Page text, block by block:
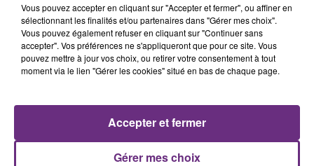
TRYO
La Traversee
TAYLOR SWIFT
The Fate Of Ophelia
10h44
10h44
Vous pouvez accepter en cliquant sur "Accepter et fermer", ou affiner en
sélectionnant les finalités et/ou partenaires dans "Gérer mes choix".
Vous pouvez également refuser en cliquant sur "Continuer sans
accepter". Vos préférences ne s'appliqueront que pour ce site. Vous
pouvez mettre à jour vos choix, ou retirer votre consentement à tout
moment via le lien "Gérer les cookies" situé en bas de chaque page.
Gérer mes choix
Accepter et fermer